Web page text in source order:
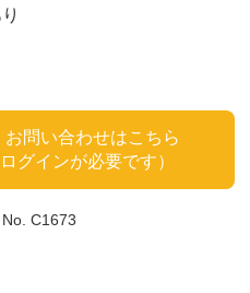
問い合わせはこちら
グインが必要です）
C1673